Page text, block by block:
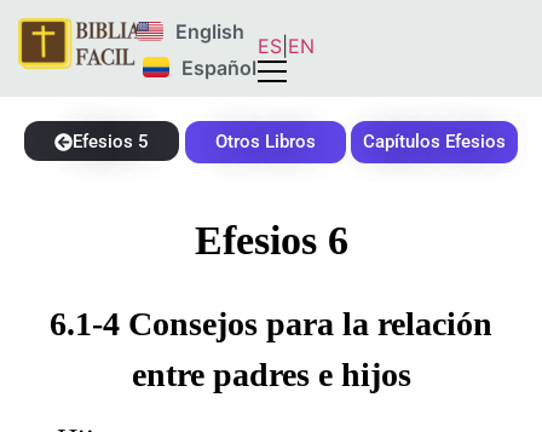
English
Español
ES EN
Efesios 5 Otros Libros Capítulos Efesios
Efesios 6
6.1-4 Consejos para la relación
entre padres e hijos